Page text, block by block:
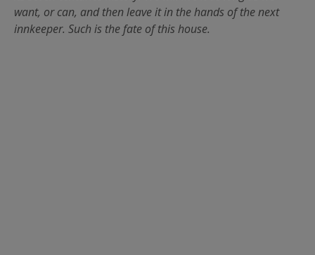
want, or can, and then leave it in the hands of the next
innkeeper. Such is the fate of this house.